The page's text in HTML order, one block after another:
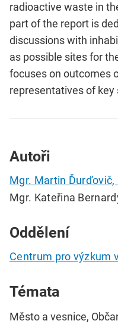
radioactive waste in
part of the report is
discussions with
as possible sites for
focuses on outcomes
representatives of
Autoři
Mgr. Martin Ďurďovič,
Mgr. Kateřina
Oddělení
Centrum pro výzkum
Témata
Město a vesnice,